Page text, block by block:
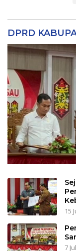
DPRD
15
7